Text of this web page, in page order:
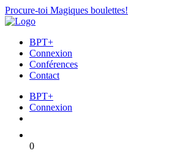
Procure-toi Magiques boulettes!
BPT+
Connexion
Conférences
Contact
BPT+
Connexion
0